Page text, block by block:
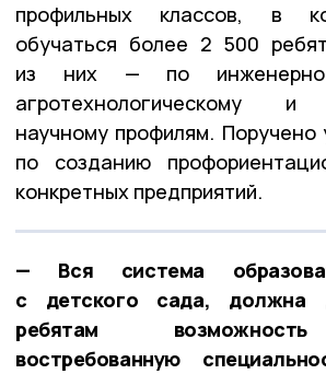
профильных классов, в
обучаться более 2 500
из них — по инженерно-
агротехнологическому и
научному профилям. Поручено
по созданию
конкретных предприятий.
— Вся система
с детского сада, должна
ребятам
востребованную